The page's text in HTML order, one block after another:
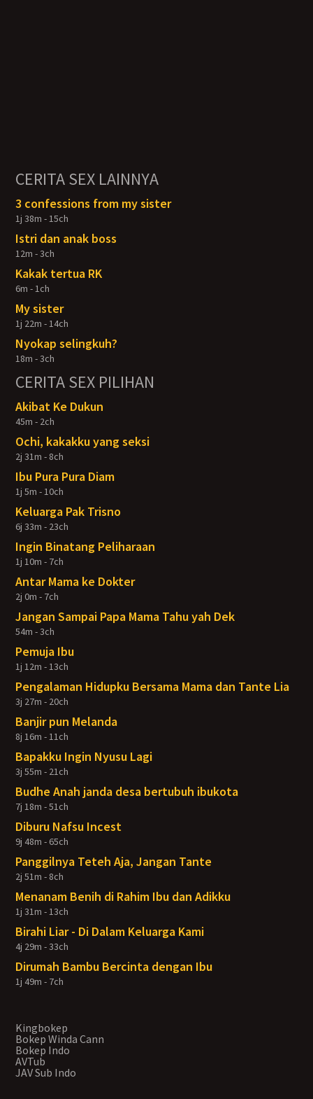
CERITA SEX LAINNYA
3 confessions from my sister
1j 38m - 15ch
Istri dan anak boss
12m - 3ch
Kakak tertua RK
6m - 1ch
My sister
1j 22m - 14ch
Nyokap selingkuh?
18m - 3ch
CERITA SEX PILIHAN
Akibat Ke Dukun
45m - 2ch
Ochi, kakakku yang seksi
2j 31m - 8ch
Ibu Pura Pura Diam
1j 5m - 10ch
Keluarga Pak Trisno
6j 33m - 23ch
Ingin Binatang Peliharaan
1j 10m - 7ch
Antar Mama ke Dokter
2j 0m - 7ch
Jangan Sampai Papa Mama Tahu yah Dek
54m - 3ch
Pemuja Ibu
1j 12m - 13ch
Pengalaman Hidupku Bersama Mama dan Tante Lia
3j 27m - 20ch
Banjir pun Melanda
8j 16m - 11ch
Bapakku Ingin Nyusu Lagi
3j 55m - 21ch
Budhe Anah janda desa bertubuh ibukota
7j 18m - 51ch
Diburu Nafsu Incest
9j 48m - 65ch
Panggilnya Teteh Aja, Jangan Tante
2j 51m - 8ch
Menanam Benih di Rahim Ibu dan Adikku
1j 31m - 13ch
Birahi Liar - Di Dalam Keluarga Kami
4j 29m - 33ch
Dirumah Bambu Bercinta dengan Ibu
1j 49m - 7ch
Kingbokep
Bokep Winda Cann
Bokep Indo
AVTub
JAV Sub Indo